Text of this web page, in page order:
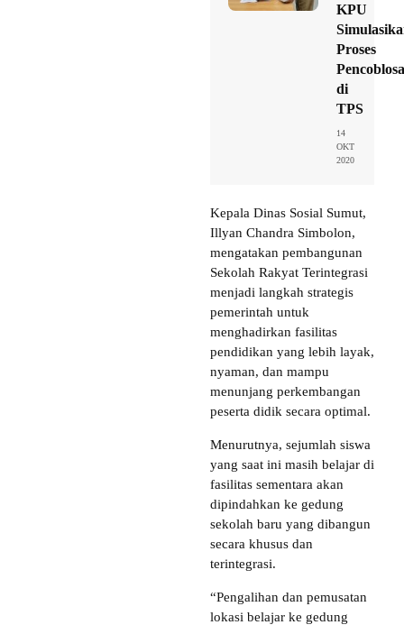
KPU
Proses
di
TPS
14
OKT
2020
Kepala Dinas Sosial Sumut,
Illyan Chandra Simbolon,
mengatakan pembangunan
Sekolah Rakyat Terintegrasi
menjadi langkah strategis
pemerintah untuk
menghadirkan fasilitas
pendidikan yang lebih layak,
nyaman, dan mampu
menunjang perkembangan
peserta didik secara optimal.
Menurutnya, sejumlah siswa
yang saat ini masih belajar di
fasilitas sementara akan
dipindahkan ke gedung
sekolah baru yang dibangun
secara khusus dan
terintegrasi.
“Pengalihan dan pemusatan
lokasi belajar ke gedung